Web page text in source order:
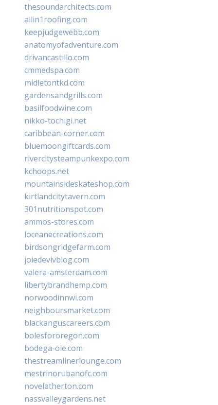
thesoundarchitects.com
allin1roofing.com
keepjudgewebb.com
anatomyofadventure.com
drivancastillo.com
cmmedspa.com
midletontkd.com
gardensandgrills.com
basilfoodwine.com
nikko-tochigi.net
caribbean-corner.com
bluemoongiftcards.com
rivercitysteampunkexpo.com
kchoops.net
mountainsideskateshop.com
kirtlandcitytavern.com
301nutritionspot.com
ammos-stores.com
loceanecreations.com
birdsongridgefarm.com
joiedevivblog.com
valera-amsterdam.com
libertybrandhemp.com
norwoodinnwi.com
neighboursmarket.com
blackanguscareers.com
bolesfororegon.com
bodega-ole.com
thestreamlinerlounge.com
mestrinorubanofc.com
novelatherton.com
nassvalleygardens.net